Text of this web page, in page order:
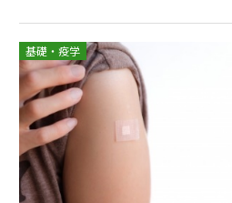
基礎・疫学